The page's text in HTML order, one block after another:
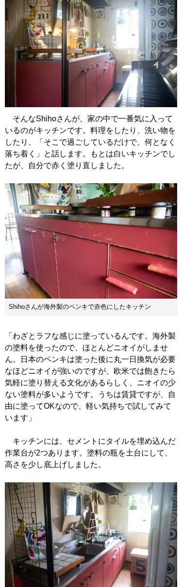
そんなShihoさんが、家の中で一番気に入って
いるのがキッチンです。料理をしたり、洗い物を
したり、「そこで過ごしているだけで、何となく
落ち着く」と話します。もとは白いキッチンでし
たが、自分で赤く塗り直しました。
Shihoさんが海外製のペンキで赤色にしたキッチン
「わざとラフな感じに塗っているんです。海外製
の塗料を使ったので、ほとんどニオイがしませ
ん。日本のペンキは塗った後に丸一日換気が必要
なほどニオイが強いのですが、欧米では飽きたら
気軽に塗り替える文化があるらしく、ニオイの少
ない塗料が多いようです。うちは賃貸ですが、自
由に塗ってOKなので、軽い気持ちで試してみて
います」
キッチンには、セメントにタイルを埋め込んだ
作業台が2つあります。塗料の瓶を土台にして、
高さを少し底上げしました。